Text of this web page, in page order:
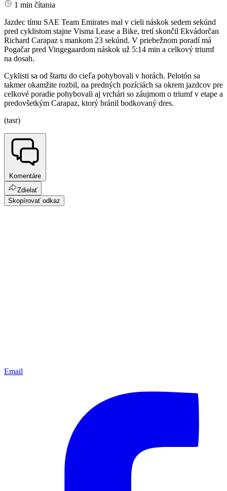
1 min čítania
Jazdec tímu SAE Team Emirates mal v cieli náskok sedem sekúnd
pred cyklistom stajne Visma Lease a Bike, tretí skončil Ekvádorčan
Richard Carapaz s mankom 23 sekúnd. V priebežnom poradí má
Pogačar pred Vingegaardom náskok už 5:14 min a celkový triumf
na dosah.
Cyklisti sa od štartu do cieľa pohybovali v horách. Pelotón sa
takmer okamžite rozbil, na predných pozíciách sa okrem jazdcov pre
celkové poradie pohybovali aj vrchári so záujmom o triumf v etape a
predovšetkým Carapaz, ktorý bránil bodkovaný dres.
(tasr)
Komentáre
Zdielať
Skopírovať odkaz
Email